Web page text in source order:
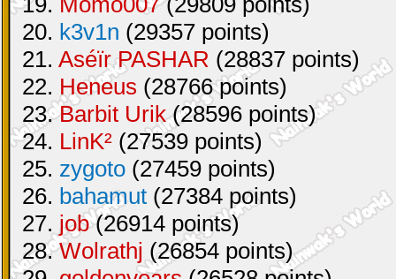
20. k3v1n (29357 points)
21. Aséïr PASHAR (28837 points)
22. Heneus (28766 points)
23.Barbit Urik(28596 points)
24. LinK² (27539 points)
25. zygoto (27459 points)
26. bahamut (27384 points)
27. job(26914 points)
28.Wolrathj (26854 points)